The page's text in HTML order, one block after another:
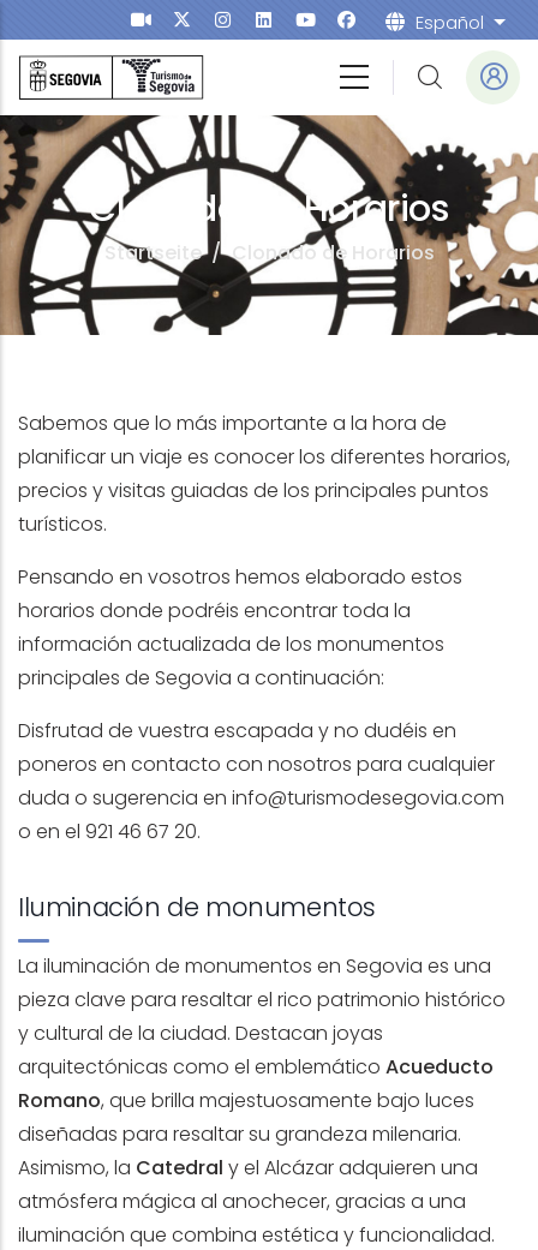
Direkt zum Inhalt Español
Clonado de Horarios
Startseite/ Clonado de Horarios
Sabemos que lo más importante a la hora de
planificar un viaje es conocer los diferentes horarios,
precios y visitas guiadas de los principales puntos
turísticos.
Pensando en vosotros hemos elaborado estos
horarios donde podréis encontrar toda la
información actualizada de los monumentos
principales de Segovia a continuación:
Disfrutad de vuestra escapada y no dudéis en
poneros en contacto con nosotros para cualquier
duda o sugerencia en info@turismodesegovia.com
o en el 921 46 67 20.
Iluminación de monumentos
La iluminación de monumentos en Segovia es una
pieza clave para resaltar el rico patrimonio histórico
y cultural de la ciudad. Destacan joyas
arquitectónicas como el emblemático Acueducto
Romano, que brilla majestuosamente bajo luces
diseñadas para resaltar su grandeza milenaria.
Asimismo, la Catedral y el Alcázar adquieren una
atmósfera mágica al anochecer, gracias a una
iluminación que combina estética y funcionalidad.